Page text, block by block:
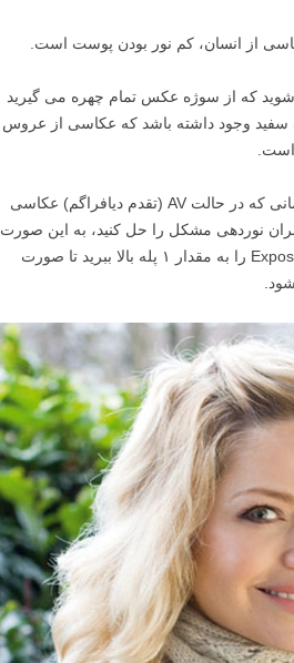
از انسان، کم نور بودن پوست است.
که از سوژه عکس تمام چهره می گیرید
سفید وجود داشته باشد که عکاسی از عروس
است.
برای روشن تر کردن سوژه زمانی که در حالت AV (تقدم دیافراگم) عکاسی
نوردهی مشکل را حل کنید، به این صورت
که مقدار Exposure Compensation را به مقدار ۱ پله بالا ببرید تا صورت